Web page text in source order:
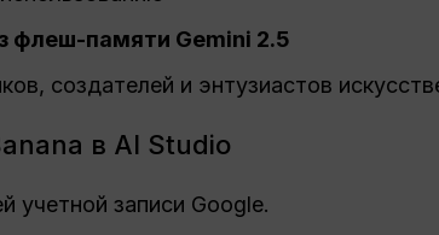
флеш-памяти Gemini 2.5
создателей и энтузиастов
в AI Studio
учетной записи Google.